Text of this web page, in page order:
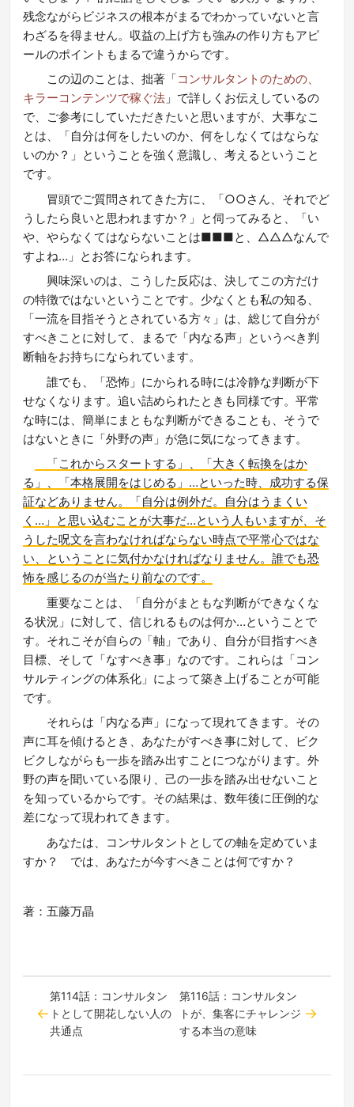
残念ながらビジネスの根本がまるでわかっていないと言
わざるを得ません。収益の上げ方も強みの作り方もアピ
ールのポイントもまるで違うからです。
この辺のことは、拙著「コンサルタントのための、
キラーコンテンツで稼ぐ法 」で詳しくお伝えしているの
で、ご参考にしていただきたいと思いますが、大事なこ
とは、「自分は何をしたいのか、何をしなくてはならな
いのか？」ということを強く意識し、考えるということ
です。
冒頭でご質問されてきた方に、「○○さん、それでど
うしたら良いと思われますか？」と伺ってみると、「い
や、やらなくてはならないことは■■■と、△△△なんで
すよね…」とお答になられます。
興味深いのは、こうした反応は、決してこの方だけ
の特徴ではないということです。少なくとも私の知る、
「一流を目指そうとされている方々」は、総じて自分が
すべきことに対して、まるで「内なる声」というべき判
断軸をお持ちになられています。
誰でも、「恐怖」にかられる時には冷静な判断が下
せなくなります。追い詰められたときも同様です。平常
な時には、簡単にまともな判断ができることも、そうで
はないときに「外野の声」が急に気になってきます。
「これからスタートする」、「大きく転換をはか
る」、「本格展開をはじめる」…といった時、成功する保
証などありません。「自分は例外だ。自分はうまくい
く…」と思い込むことが大事だ…という人もいますが、そ
うした呪文を言わなければならない時点で平常心ではな
い、ということに気付かなければなりません。誰でも恐
怖を感じるのが当たり前なのです。
重要なことは、「自分がまともな判断ができなくな
る状況」に対して、信じれるものは何か…ということで
す。それこそが自らの「軸」であり、自分が目指すべき
目標、そして「なすべき事」なのです。これらは「コン
サルティングの体系化」によって築き上げることが可能
です。
それらは「内なる声」になって現れてきます。その
声に耳を傾けるとき、あなたがすべき事に対して、ビク
ビクしながらも一歩を踏み出すことにつながります。外
野の声を聞いている限り、己の一歩を踏み出せないこと
を知っているからです。その結果は、数年後に圧倒的な
差になって現われてきます。
あなたは、コンサルタントとしての軸を定めていま
すか？ では、あなたが今すべきことは何ですか？
著：五藤万晶
第114話：コンサルタン
トとして開花しない人の
共通点
第116話：コンサルタン
トが、集客にチャレンジ
する本当の意味